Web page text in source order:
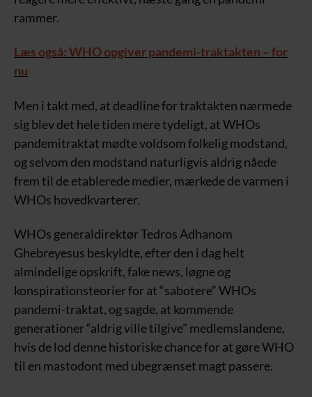
rammer.
Læs også: WHO opgiver pandemi-traktakten – for
nu
Men i takt med, at deadline for traktakten nærmede
sig blev det hele tiden mere tydeligt, at WHOs
pandemitraktat mødte voldsom folkelig modstand,
og selvom den modstand naturligvis aldrig nåede
frem til de etablerede medier, mærkede de varmen i
WHOs hovedkvarterer.
WHOs generaldirektør Tedros Adhanom
Ghebreyesus beskyldte, efter den i dag helt
almindelige opskrift, fake news, løgne og
konspirationsteorier for at “sabotere” WHOs
pandemi-traktat, og sagde, at kommende
generationer “aldrig ville tilgive” medlemslandene,
hvis de lod denne historiske chance for at gøre WHO
til en mastodont med ubegrænset magt passere.